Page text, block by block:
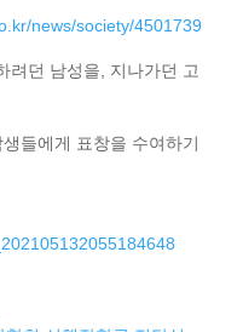
news/society/4501739
려던 남성을, 지나가던 고
들에게 표창을 수여하기